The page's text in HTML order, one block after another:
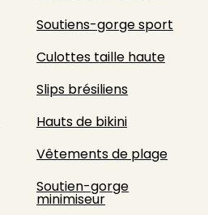
Soutiens-gorge sport
Culottes taille haute
Slips brésiliens
Hauts de bikini
Vêtements de plage
Soutien-gorge
minimiseur